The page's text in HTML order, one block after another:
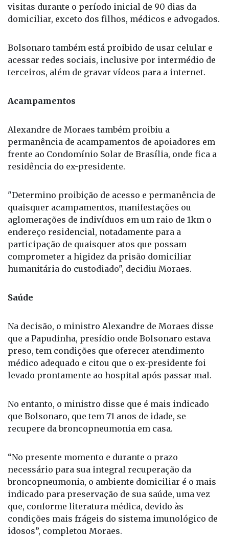
visitas durante o período inicial de 90 dias da
domiciliar, exceto dos filhos, médicos e advogados.
Bolsonaro também está proibido de usar celular e
acessar redes sociais, inclusive por intermédio de
terceiros, além de gravar vídeos para a internet.
Acampamentos
Alexandre de Moraes também proibiu a
permanência de acampamentos de apoiadores em
frente ao Condomínio Solar de Brasília, onde fica a
residência do ex-presidente.
"Determino proibição de acesso e permanência de
quaisquer acampamentos, manifestações ou
aglomerações de indivíduos em um raio de 1km o
endereço residencial, notadamente para a
participação de quaisquer atos que possam
comprometer a higidez da prisão domiciliar
humanitária do custodiado", decidiu Moraes.
Saúde
Na decisão, o ministro Alexandre de Moraes disse
que a Papudinha, presídio onde Bolsonaro estava
preso, tem condições que oferecer atendimento
médico adequado e citou que o ex-presidente foi
levado prontamente ao hospital após passar mal.
No entanto, o ministro disse que é mais indicado
que Bolsonaro, que tem 71 anos de idade, se
recupere da broncopneumonia em casa.
“No presente momento e durante o prazo
necessário para sua integral recuperação da
broncopneumonia, o ambiente domiciliar é o mais
indicado para preservação de sua saúde, uma vez
que, conforme literatura médica, devido às
condições mais frágeis do sistema imunológico de
idosos”, completou Moraes.